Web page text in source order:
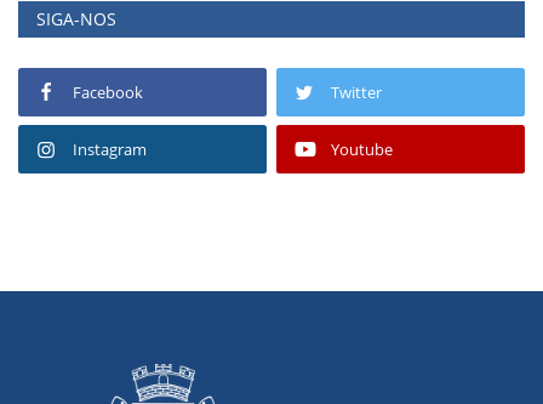
SIGA-NOS
Facebook Twitter
Instagram Youtube